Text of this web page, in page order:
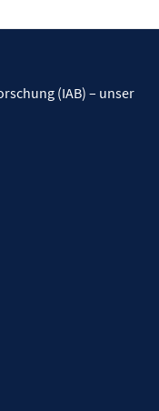
(IAB) – unser